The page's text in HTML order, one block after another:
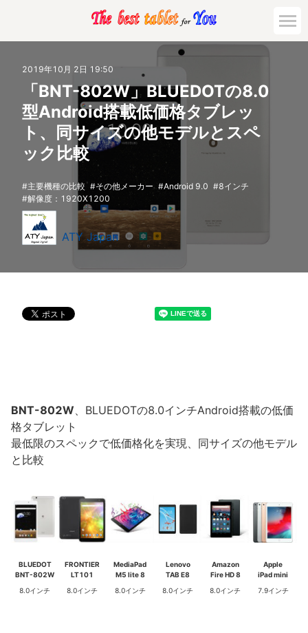
2019年10月 2日 19:50
「BNT-802W」BLUEDOTの8.0
型Android搭載低価格タブレッ
ト、同サイズの他モデルとスペ
ック比較
主要機種の比較 その他メーカー Android 9.0
8インチ
解像度：1920X1200
ATY Japan
BNT-802W、BLUEDOTの8.0インチAndroid搭載の低価
格タブレット
最低限のスペックで低価格化を実現、同サイズの他モデル
と比較
BLUEDOT
BNT-802W
8.0インチ
FRONTIER
LT101
8.0インチ
MediaPad
M5 lite 8
8.0インチ
Lenovo
TAB E8
8.0インチ
Amazon
Fire HD 8
8.0インチ
Apple
iPad mini
7.9インチ